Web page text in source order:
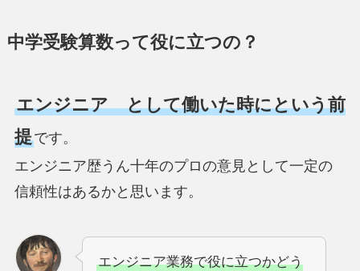
中学受験算数って役に立つの？
エンジニア として働いた時にという前
提です。
エンジニア歴うん十年のプロの意見として一定の
信頼性はあるかと思います。
エンジニア業務で役に立つかどう